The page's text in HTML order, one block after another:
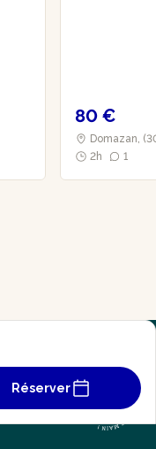
80 €
Domazan,
2h
1
Réserver